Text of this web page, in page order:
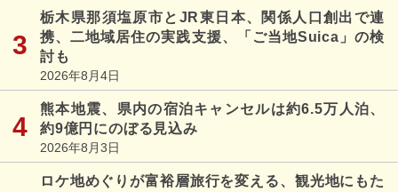
栃木県那須塩原市とJR東日本、関係人口創出で連
携、二地域居住の実践支援、「ご当地Suica」の検
討も
2026年8月4日
熊本地震、県内の宿泊キャンセルは約6.5万人泊、
約9億円にのぼる見込み
2026年8月3日
ロケ地めぐりが富裕層旅行を変える、観光地にもた